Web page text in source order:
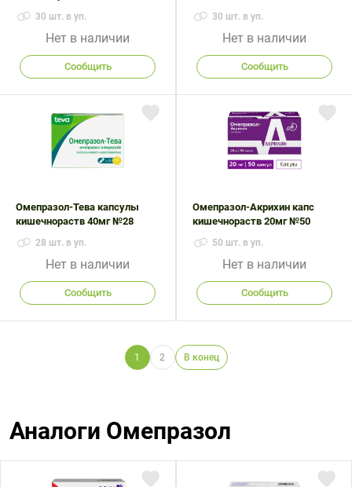
30 шт. в уп.
Нет в наличии
Сообщить
30 шт. в уп.
Нет в наличии
Сообщить
Омепразол-Тева капсулы
кишечнораств 40мг №28
28 шт. в уп.
Нет в наличии
Сообщить
Омепразол-Акрихин капс
кишечнораств 20мг №50
50 шт. в уп.
Нет в наличии
Сообщить
1 2 В конец
Аналоги Омепразол